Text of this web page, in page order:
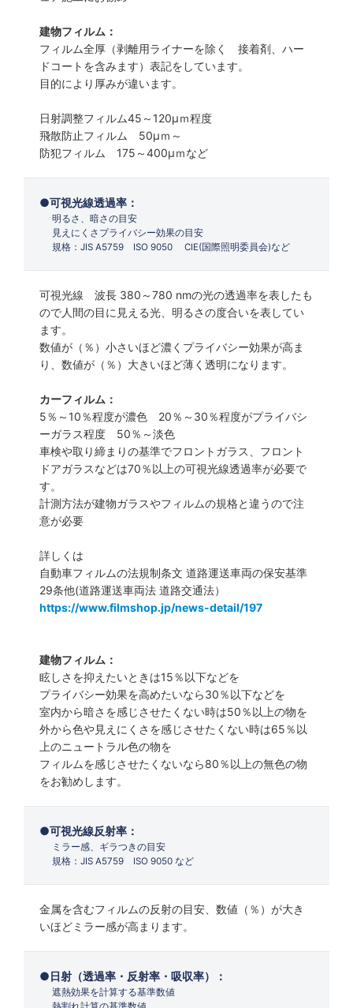
建物フィルム：
フィルム全厚（剥離用ライナーを除く 接着剤、ハー
ドコートを含みます）表記をしています。
目的により厚みが違います。
日射調整フィルム45～120µｍ程度
飛散防止フィルム 50µｍ～
防犯フィルム 175～400µｍなど
可視光線透過率：
明るさ、暗さの目安
見えにくさプライバシー効果の目安
規格：JIS A5759 ISO 9050 CIE(国際照明委員会)など
可視光線 波長 380～780 nmの光の透過率を表したも
ので人間の目に見える光、明るさの度合いを表してい
ます。
数値が（％）小さいほど濃くプライバシー効果が高ま
り、数値が（％）大きいほど薄く透明になります。
カーフィルム：
5％～10％程度が濃色 20％～30％程度がプライバシ
ーガラス程度 50％～淡色
車検や取り締まりの基準でフロントガラス、フロント
ドアガラスなどは70％以上の可視光線透過率が必要で
す。
計測方法が建物ガラスやフィルムの規格と違うので注
意が必要
詳しくは
自動車フィルムの法規制条文 道路運送車両の保安基準
29条他(道路運送車両法 道路交通法）
https://www.filmshop.jp/news-detail/197
建物フィルム：
眩しさを抑えたいときは15％以下などを
プライバシー効果を高めたいなら30％以下などを
室内から暗さを感じさせたくない時は50％以上の物を
外から色や見えにくさを感じさせたくない時は65％以
上のニュートラル色の物を
フィルムを感じさせたくないなら80％以上の無色の物
をお勧めします。
可視光線反射率：
ミラー感、ギラつきの目安
規格：JIS A5759 ISO 9050 など
金属を含むフィルムの反射の目安、数値（％）が大き
いほどミラー感が高まります。
日射（透過率・反射率・吸収率）：
遮熱効果を計算する基準数値